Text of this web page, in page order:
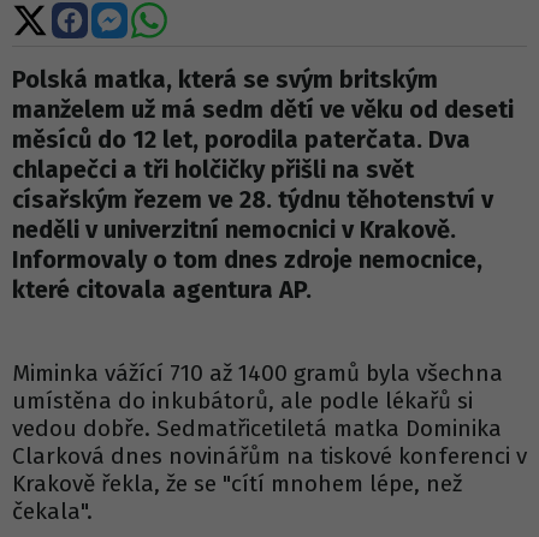
Sdílet
na
X
Sdílet
na
Facebooku
Sdílet
na
Messengeru
Sdílet
WhatsApp
Polská matka, která se svým britským
manželem už má sedm dětí ve věku od deseti
měsíců do 12 let, porodila paterčata. Dva
chlapečci a tři holčičky přišli na svět
císařským řezem ve 28. týdnu těhotenství v
neděli v univerzitní nemocnici v Krakově.
Informovaly o tom dnes zdroje nemocnice,
které citovala agentura AP.
Miminka vážící 710 až 1400 gramů byla všechna
umístěna do inkubátorů, ale podle lékařů si
vedou dobře. Sedmatřicetiletá matka Dominika
Clarková dnes novinářům na tiskové konferenci v
Krakově řekla, že se "cítí mnohem lépe, než
čekala".